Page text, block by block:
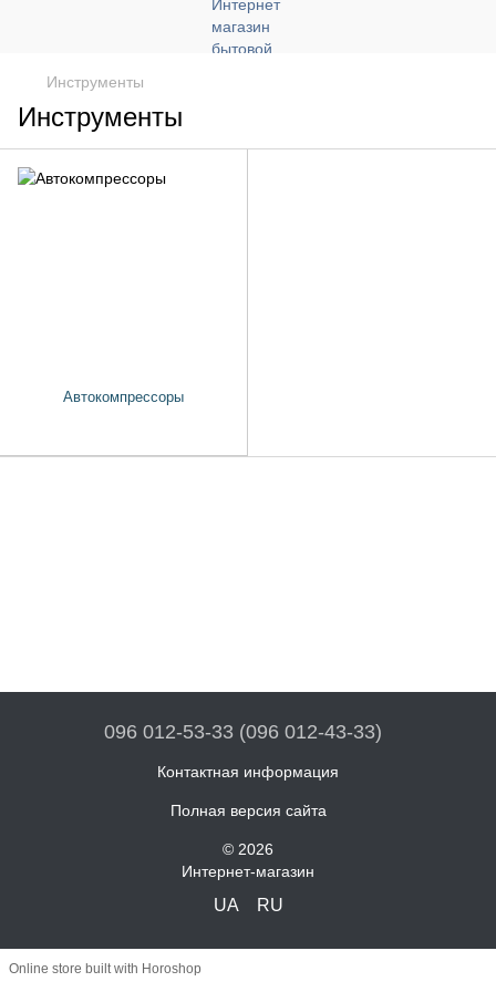
Инструменты
Инструменты
Автокомпрессоры
096 012-53-33 (096 012-43-33)
Контактная информация
Полная версия сайта
© 2026
Интернет-магазин
UA RU
Online store built with Horoshop